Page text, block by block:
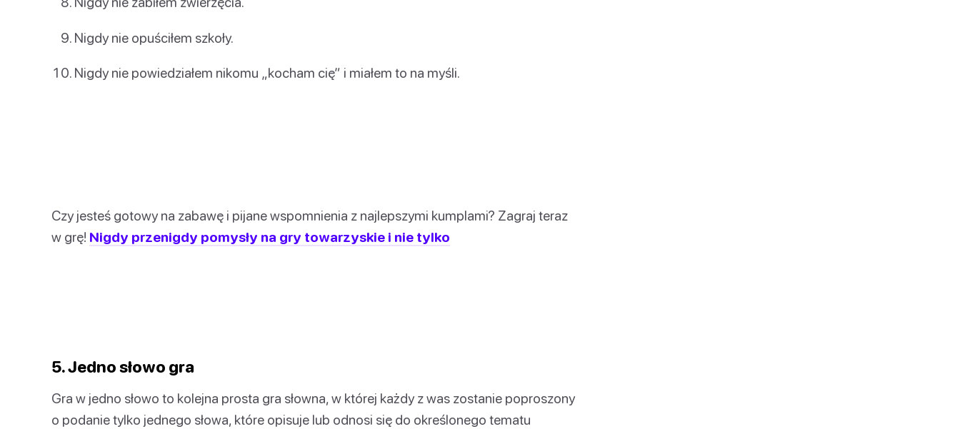
Nigdy nie opuściłem szkoły.
Nigdy nie powiedziałem nikomu „kocham cię” i miałem to na myśli.
Czy jesteś gotowy na zabawę i pijane wspomnienia z najlepszymi kumplami? Zagraj teraz
w grę! Nigdy przenigdy pomysły na gry towarzyskie i nie tylko
5. Jedno słowo gra
Gra w jedno słowo to kolejna prosta gra słowna, w której każdy z was zostanie poproszony
o podanie tylko jednego słowa, które opisuje lub odnosi się do określonego tematu